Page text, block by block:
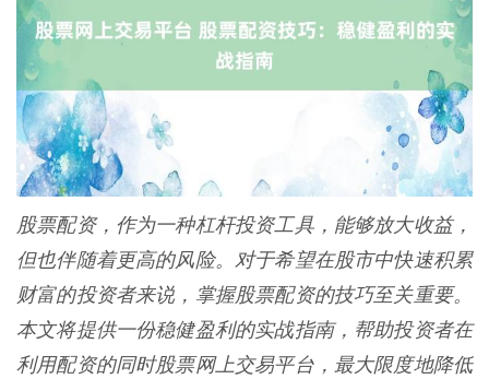
股票配资，作为一种杠杆投资工具，能够放大收益，
但也伴随着更高的风险。对于希望在股市中快速积累
财富的投资者来说，掌握股票配资的技巧至关重要。
本文将提供一份稳健盈利的实战指南，帮助投资者在
利用配资的同时股票网上交易平台，最大限度地降低